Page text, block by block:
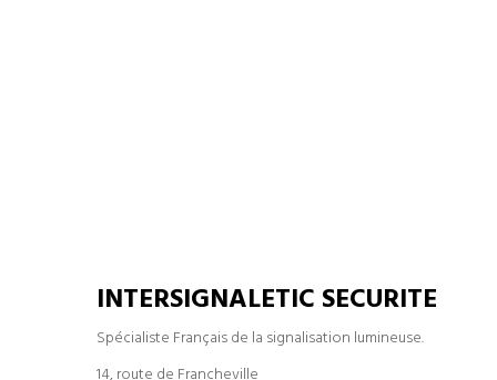
INTERSIGNALETIC SECURITE
Spécialiste Français de la signalisation lumineuse.